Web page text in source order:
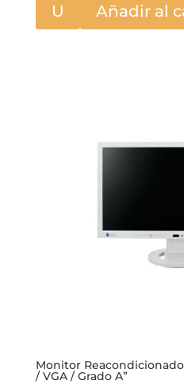
U Añadir al
Monitor Reacondicionado
/ VGA / Grado A”